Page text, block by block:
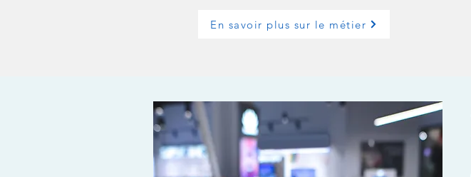
En savoir plus sur le métier